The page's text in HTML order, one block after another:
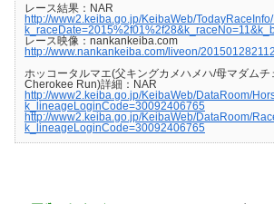
レース結果：NAR
http://www2.keiba.go.jp/KeibaWeb/
レース映像：nankankeiba.com
http://www.nankankeiba.com/liveon/
ホッコータルマエ(父キングカメハメハ/母マダムチ
Cherokee Run)詳細：NAR
http://www2.keiba.go.jp/KeibaWeb/DataRoom/
k_lineageLoginCode=30092406765
http://www2.keiba.go.jp/KeibaWeb/DataRoom/
k_lineageLoginCode=30092406765